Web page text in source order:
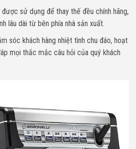
sử dụng để thay thế đều chính hãng,
lâu dài từ bên phía nhà sản xuất.
sóc khách hàng nhiệt tình chu đáo, hoạt
mọi thắc mắc câu hỏi của quý khách